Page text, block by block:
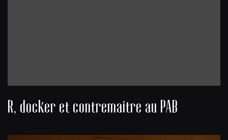
R, docker et contremaitre au PAB